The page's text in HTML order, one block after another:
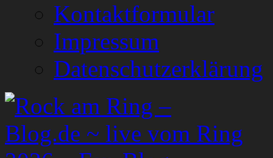
Kontaktformular
Impressum
Datenschutzerklärung